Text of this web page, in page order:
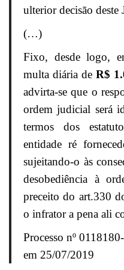
ulterior decisão deste
(…)
Fixo, desde logo,
multa diária de R$
advirta-se que o
ordem judicial será
termos dos
entidade ré
sujeitando-o às
desobediência à
preceito do art.330
o infrator a pena ali
Processo nº
em 25/07/2019